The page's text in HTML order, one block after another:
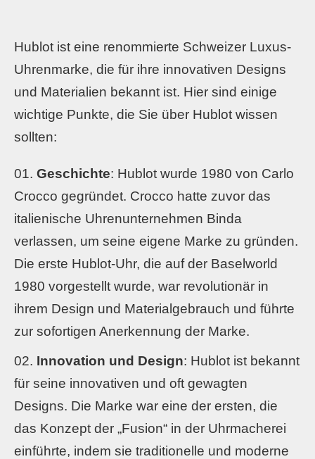
Hublot ist eine renommierte Schweizer Luxus-
Uhrenmarke, die für ihre innovativen Designs
und Materialien bekannt ist. Hier sind einige
wichtige Punkte, die Sie über Hublot wissen
sollten:
Geschichte: Hublot wurde 1980 von Carlo
Crocco gegründet. Crocco hatte zuvor das
italienische Uhrenunternehmen Binda
verlassen, um seine eigene Marke zu gründen.
Die erste Hublot-Uhr, die auf der Baselworld
1980 vorgestellt wurde, war revolutionär in
ihrem Design und Materialgebrauch und führte
zur sofortigen Anerkennung der Marke.
Innovation und Design: Hublot ist bekannt
für seine innovativen und oft gewagten
Designs. Die Marke war eine der ersten, die
das Konzept der „Fusion“ in der Uhrmacherei
einführte, indem sie traditionelle und moderne